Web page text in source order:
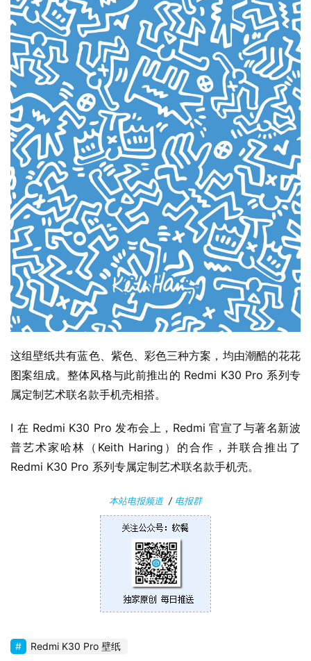
这组壁纸共有蓝色、紫色、彩色三种方案，均由潮酷的花花
图案组成。整体风格与此前推出的 Redmi K30 Pro 系列专
属定制艺术联名款手机壳相搭。
I 在 Redmi K30 Pro 发布会上，Redmi 官宣了与著名新波
普艺术家哈林（Keith Haring）的合作，并联合推出了
Redmi K30 Pro 系列专属定制艺术联名款手机壳。
本站电报频道/ 电报群
Redmi K30 Pro 壁纸